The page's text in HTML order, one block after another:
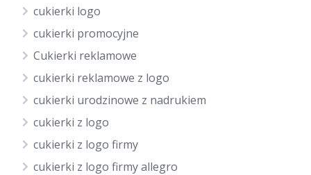
cukierki logo
cukierki promocyjne
Cukierki reklamowe
cukierki reklamowe z logo
cukierki urodzinowe z nadrukiem
cukierki z logo
cukierki z logo firmy
cukierki z logo firmy allegro